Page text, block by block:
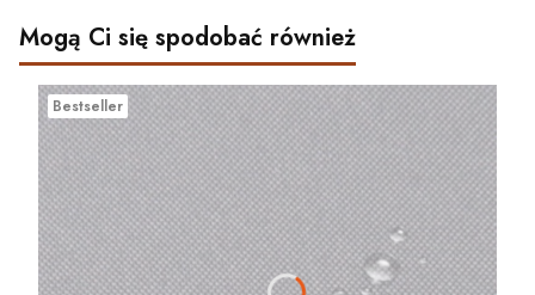
Mogą Ci się spodobać również
Bestseller